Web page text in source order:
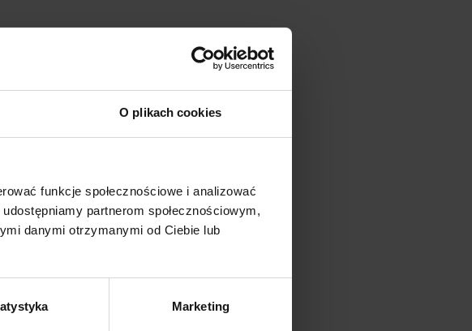
O plikach cookies
funkcje społecznościowe i analizować
partnerom społecznościowym,
danymi otrzymanymi od Ciebie lub
Marketing